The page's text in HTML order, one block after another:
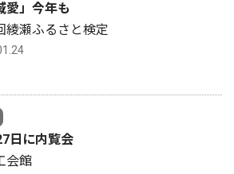
愛」今年も
綾瀬ふるさと検定
日に内覧会
会館